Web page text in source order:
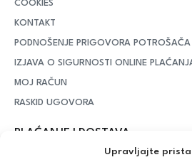
Upravljajte
COOKIES
KONTAKT
PODNOŠENJE PRIGOVORA POTROŠAČA
IZJAVA O SIGURNOSTI ONLINE
MOJ RAČUN
RASKID UGOVORA
PLAĆANJE I DOSTAVA
– iznad potrošenih